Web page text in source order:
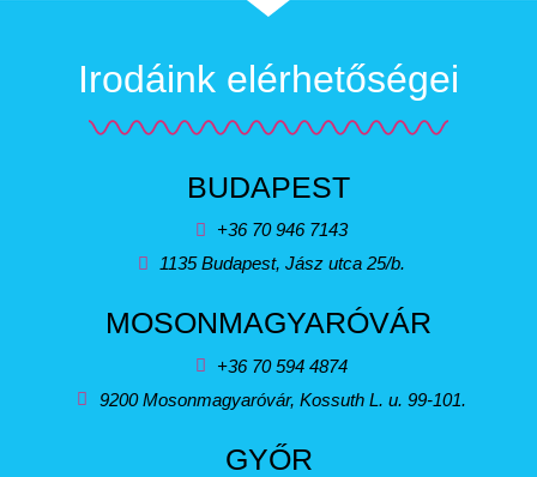
Irodáink elérhetőségei
BUDAPEST
+36 70 946 7143
1135 Budapest, Jász utca 25/b.
MOSONMAGYARÓVÁR
+36 70 594 4874
9200 Mosonmagyaróvár, Kossuth L. u. 99-101.
GYŐR